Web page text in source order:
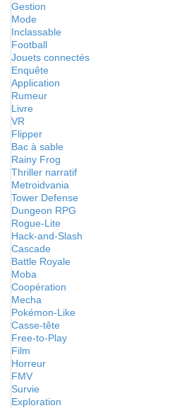
Gestion
Mode
Inclassable
Football
Jouets connectés
Enquête
Application
Rumeur
Livre
VR
Flipper
Bac à sable
Rainy Frog
Thriller narratif
Metroidvania
Tower Defense
Dungeon RPG
Rogue-Lite
Hack-and-Slash
Cascade
Battle Royale
Moba
Coopération
Mecha
Pokémon-Like
Casse-tête
Free-to-Play
Film
Horreur
FMV
Survie
Exploration